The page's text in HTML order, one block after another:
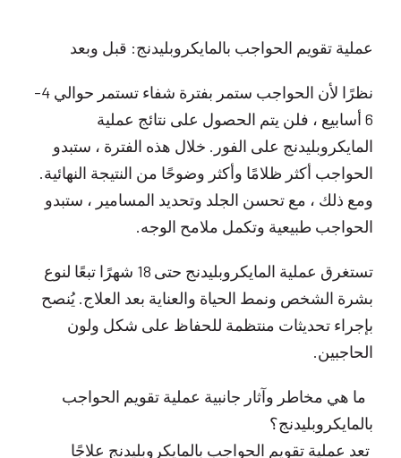
عملية تقويم الحواجب بالمايكروبليدنج: قبل وبعد
نظرًا لأن الحواجب ستمر بفترة شفاء تستمر حوالي 4-
6 أسابيع ، فلن يتم الحصول على نتائج عملية
المايكروبليدنج على الفور. خلال هذه الفترة ، ستبدو
الحواجب أكثر ظلامًا وأكثر وضوحًا من النتيجة النهائية.
ومع ذلك ، مع تحسن الجلد وتحديد المسامير ، ستبدو
الحواجب طبيعية وتكمل ملامح الوجه.
تستغرق عملية المايكروبليدنج حتى 18 شهرًا تبعًا لنوع
بشرة الشخص ونمط الحياة والعناية بعد العلاج. يُنصح
بإجراء تحديثات منتظمة للحفاظ على شكل ولون
الحاجبين.
ما هي مخاطر وآثار جانبية عملية تقويم الحواجب
بالمايكروبليدنج؟
تعد عملية تقويم الحواجب بالمايكروبليدنج علاجًا